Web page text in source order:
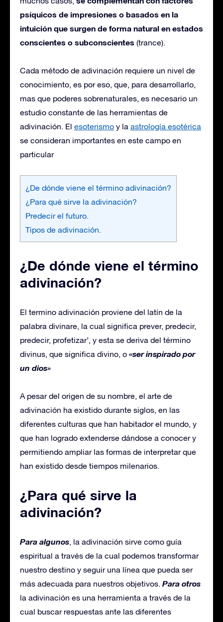
psíquicos de impresiones o basados en la
intuición que surgen de forma natural en estados
conscientes o subconscientes (trance).
Cada método de adivinación requiere un nivel de
conocimiento, es por eso, que, para desarrollarlo,
mas que poderes sobrenaturales, es necesario un
estudio constante de las herramientas de
adivinación. El esoterismo y la astrología esotérica
se consideran importantes en este campo en
particular
¿De dónde viene el término adivinación?
¿Para qué sirve la adivinación?
Predecir el futuro.
Tipos de adivinación.
¿De dónde viene el término
adivinación?
El termino adivinación proviene del latín de la
palabra divinare, la cual significa prever, predecir,
predecir, profetizar’, y esta se deriva del término
divinus, que significa divino, o «ser inspirado por
un dios»
A pesar del origen de su nombre, el arte de
adivinación ha existido durante siglos, en las
diferentes culturas que han habitador el mundo, y
que han logrado extenderse dándose a conocer y
permitiendo ampliar las formas de interpretar que
han existido desde tiempos milenarios.
¿Para qué sirve la
adivinación?
Para algunos, la adivinación sirve como guía
espiritual a través de la cual podemos transformar
nuestro destino y seguir una línea que pueda ser
más adecuada para nuestros objetivos. Para otros
la adivinación es una herramienta a través de la
cual buscar respuestas ante las diferentes